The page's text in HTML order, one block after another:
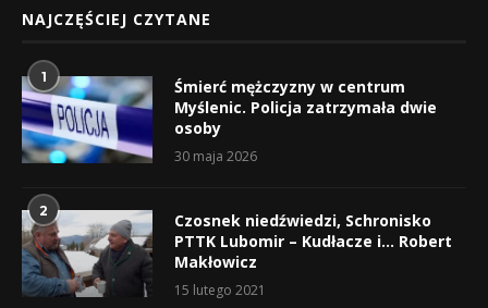
NAJCZĘŚCIEJ CZYTANE
1
Śmierć mężczyzny w centrum
Myślenic. Policja zatrzymała dwie
osoby
30 maja 2026
2
Czosnek niedźwiedzi, Schronisko
PTTK Lubomir – Kudłacze i… Robert
Makłowicz
15 lutego 2021